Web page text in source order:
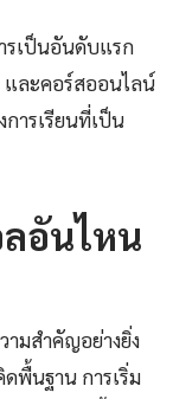
รเป็นอันดับแรก
และคอร์สออนไลน์
การเรียนที่เป็น
ลอันไหน
ามสำคัญอย่างยิ่ง
พื้นฐาน การเริ่ม